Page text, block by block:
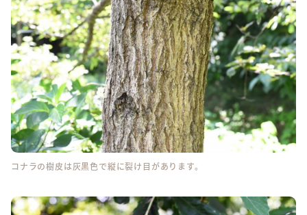
コナラの樹皮は灰黒色で縦に裂け目があります。